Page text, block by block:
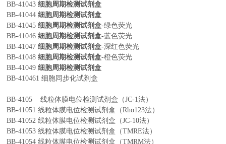
BB-41043 细胞周期检测试剂盒
BB-41044 细胞周期检测试剂盒
BB-41045 细胞周期检测试剂盒-绿色荧光
BB-41046 细胞周期检测试剂盒-蓝色荧光
BB-41047 细胞周期检测试剂盒-深红色荧光
BB-41048 细胞周期检测试剂盒-橙色荧光
BB-41049 细胞周期检测试剂盒
BB-410461 细胞同步化试剂盒
BB-4105 线粒体膜电位检测试剂盒（JC-1法）
BB-41051 线粒体膜电位检测试剂盒（Rho123法）
BB-41052 线粒体膜电位检测试剂盒（JC-10法）
BB-41053 线粒体膜电位检测试剂盒（TMRE法）
BB-41054 线粒体膜电位检测试剂盒（TMRM法）